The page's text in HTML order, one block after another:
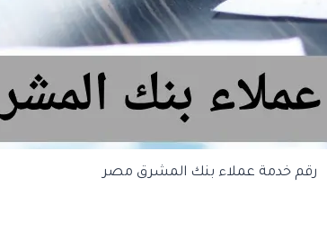
رقم خدمة عملاء بنك المشرق مصر